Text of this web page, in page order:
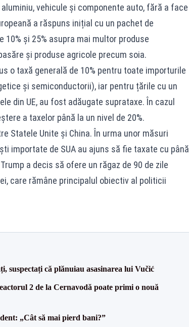
vehicule și componente auto, fără a face
a răspuns inițial cu un pachet de
și 25% asupra mai multor produse
și produse agricole precum soia.
o taxă generală de 10% pentru toate importurile
și semiconductorii), iar pentru țările cu un
din UE, au fost adăugate suprataxe. În cazul
a taxelor până la un nivel de 20%.
Statele Unite și China. În urma unor măsuri
importate de SUA au ajuns să fie taxate cu până
a decis să ofere un răgaz de 90 de zile
care rămâne principalul obiectiv al politicii
suspectați că plănuiau asasinarea lui Vučić
2 de la Cernavodă poate primi o nouă
„Cât să mai pierd bani?”